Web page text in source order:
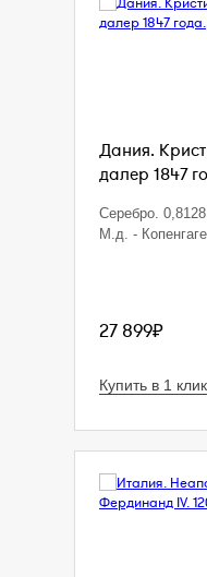
Дания.
далер 1847
Серебро.
М.д. -
27 899₽
Купить в 1 клик